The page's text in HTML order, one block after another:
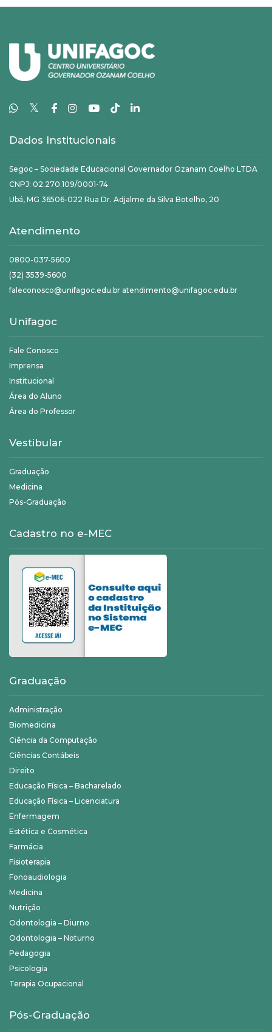
𝕏
Dados Institucionais
Segoc – Sociedade Educacional Governador Ozanam Coelho LTDA
CNPJ: 02.270.109/0001-74
Ubá, MG 36506-022 Rua Dr. Adjalme da Silva Botelho, 20
Atendimento
0800-037-5600
(32) 3539-5600
faleconosco@unifagoc.edu.br atendimento@unifagoc.edu.br
Unifagoc
Fale Conosco
Imprensa
Institucional
Área do Aluno
Área do Professor
Vestibular
Graduação
Medicina
Pós-Graduação
Cadastro no e-MEC
Graduação
Administração
Biomedicina
Ciência da Computação
Ciências Contábeis
Direito
Educação Física – Bacharelado
Educação Física – Licenciatura
Enfermagem
Estética e Cosmética
Farmácia
Fisioterapia
Fonoaudiologia
Medicina
Nutrição
Odontologia – Diurno
Odontologia – Noturno
Pedagogia
Psicologia
Terapia Ocupacional
Pós-Graduação